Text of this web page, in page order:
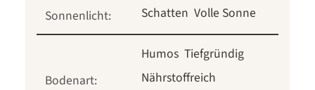
Sonnenlicht: Schatten Volle Sonne
Bodenart:
Humos Tiefgründig
Nährstoffreich